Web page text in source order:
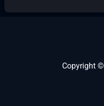
Copyright ©